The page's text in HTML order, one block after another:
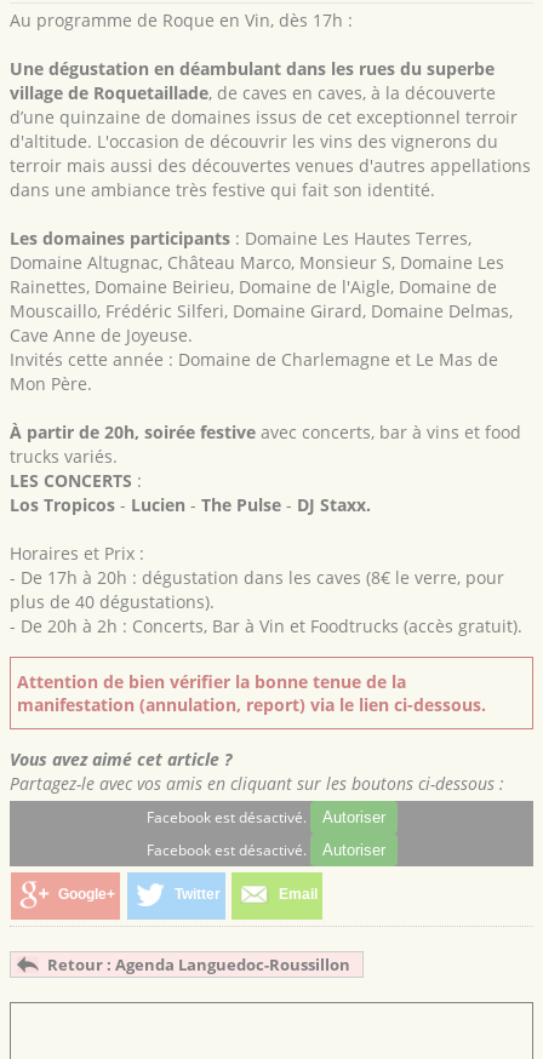
Au programme de Roque en Vin, dès 17h :
Une dégustation en déambulant dans les rues du superbe
village de Roquetaillade, de caves en caves, à la découverte
d’une quinzaine de domaines issus de cet exceptionnel terroir
d'altitude. L'occasion de découvrir les vins des vignerons du
terroir mais aussi des découvertes venues d'autres appellations
dans une ambiance très festive qui fait son identité.
Les domaines participants : Domaine Les Hautes Terres,
Domaine Altugnac, Château Marco, Monsieur S, Domaine Les
Rainettes, Domaine Beirieu, Domaine de l'Aigle, Domaine de
Mouscaillo, Frédéric Silferi, Domaine Girard, Domaine Delmas,
Cave Anne de Joyeuse.
Invités cette année : Domaine de Charlemagne et Le Mas de
Mon Père.
À partir de 20h, soirée festive avec concerts, bar à vins et food
trucks variés.
LES CONCERTS :
Los Tropicos - Lucien - The Pulse - DJ Staxx.
Horaires et Prix :
- De 17h à 20h : dégustation dans les caves (8€ le verre, pour
plus de 40 dégustations).
- De 20h à 2h : Concerts, Bar à Vin et Foodtrucks (accès gratuit).
Attention de bien vérifier la bonne tenue de la
manifestation (annulation, report) via le lien ci-dessous.
Vous avez aimé cet article ?
Partagez-le avec vos amis en cliquant sur les boutons ci-dessous :
Facebook est désactivé. Autoriser
Facebook est désactivé. Autoriser
Google+ Twitter Email
Retour : Agenda Languedoc-Roussillon